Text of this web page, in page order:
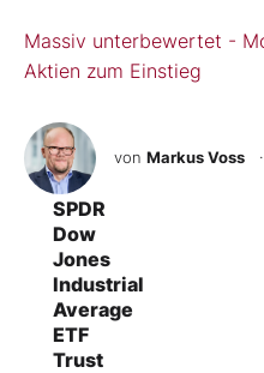
Massiv unterbewertet -
Aktien zum Einstieg
von Markus Voss
SPDR
Dow
Jones
Industrial
Average
ETF
Trust